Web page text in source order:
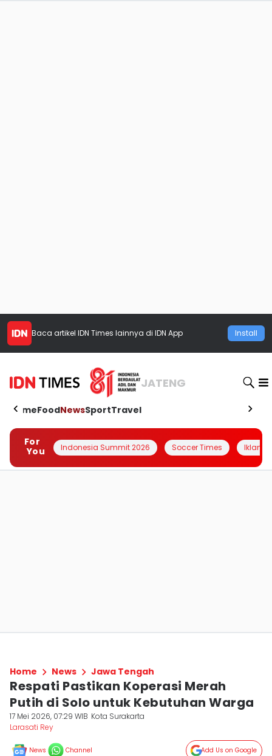
Baca artikel IDN Times lainnya di IDN App Install
JATENG
HomeFoodNewsSportTravel
For
You
Indonesia Summit 2026 Soccer Times Iklanin
Home News Jawa Tengah
Respati Pastikan Koperasi Merah
Putih di Solo untuk Kebutuhan Warga
17 Mei 2026, 07:29 WIB Kota Surakarta
Larasati Rey
News Channel Add Us on Google